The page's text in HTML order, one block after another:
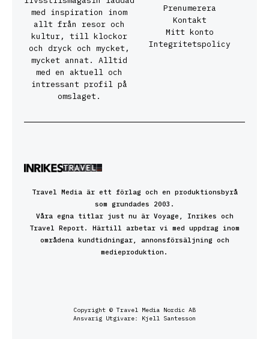
med inspiration inom
allt från resor och
kultur, till klockor
och dryck och mycket,
mycket annat. Alltid
med en aktuell och
intressant profil på
omslaget.
Prenumerera
Kontakt
Mitt konto
Integritetspolicy
Travel Media är ett förlag och en produktionsbyrå
som grundades 2003.
Våra egna titlar just nu är Voyage, Inrikes och
Travel Report. Härtill arbetar vi med uppdrag inom
områdena kundtidningar, annonsförsäljning och
medieproduktion.
Copyright © Travel Media Nordic AB
Ansvarig Utgivare: Kjell Santesson